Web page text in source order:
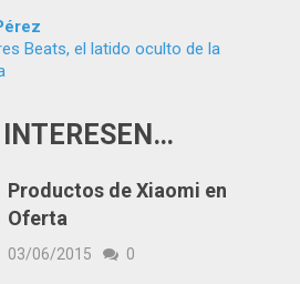
Beats, el latido oculto de la
Productos de Xiaomi en
Oferta
03/06/2015 0